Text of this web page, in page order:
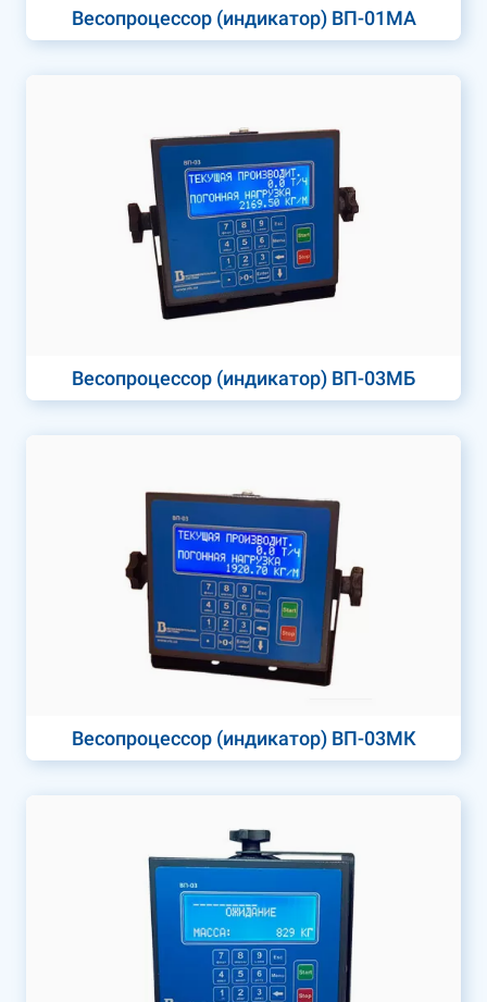
Весопроцессор (индикатор) ВП-01МА
Весопроцессор (индикатор) ВП-03МБ
Весопроцессор (индикатор) ВП-03МК